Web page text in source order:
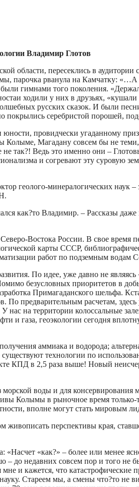
Владимир Глотов
области, пересеклись в аудитории
парочка рванула на Камчатку: «…А
гимнами того поколения.
ходили у них в друзьях,
русских сказок. И были
покрылись серебристой порошей,
провидчески угаданному
Магадану совсем бы не теми,
так?! Ведь это именно они –
и согревают эту суровую
геолого-минералогических наук
как?то Владимир. – Рассказы
Востока России. В свое
карты СССР,
работ по подземным водам
По идее, уже давно не
безусловных приоритетов в
Примагаданского шельфа.
предварительным расчетам,
на территории колоссальные
и газа, геоэкологии сегодня
аммиака и водорода;
технологии по
КПД в 2,5 раза выше! Новый
воды и для
Колымы в рыночное время только-
вполне могут стать мировым
живописать перспективы края,
«как?» – более или менее
до недавних совсем пор и того
и кажется, что
Стареем мы, а смены что?то не